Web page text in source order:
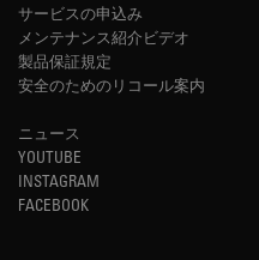
サービスの申込み
メンテナンス紹介ビデオ
製品保証規定
安全のためのリコール案内
ニュース
YOUTUBE
INSTAGRAM
FACEBOOK